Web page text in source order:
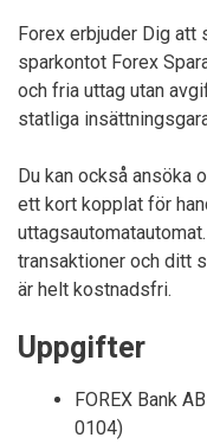
Forex erbjuder Dig att
sparkontot Forex
och fria uttag utan
statliga
Du kan också ansöka
ett kort kopplat för
transaktioner och ditt
är helt kostnadsfri.
Uppgifter
FOREX Bank
0104)